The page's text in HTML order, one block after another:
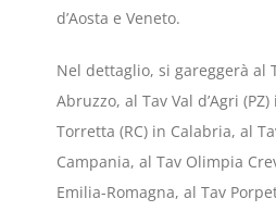
d’Aosta e Veneto.
Nel dettaglio, si gareggerà al
Abruzzo, al Tav Val d’Agri
Torretta (RC) in Calabria, al
Campania, al Tav Olimpia
Emilia-Romagna, al Tav